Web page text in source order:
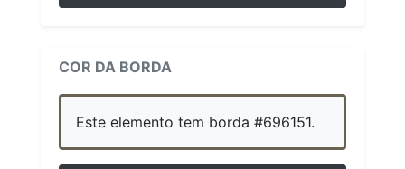
COR DA BORDA
Este elemento tem borda #696151.